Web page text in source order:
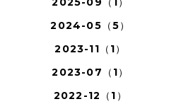
2024-05（5）
2023-11（1）
2023-07（1）
2022-12（1）